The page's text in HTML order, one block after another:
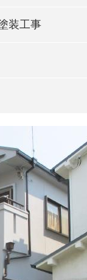
装工事